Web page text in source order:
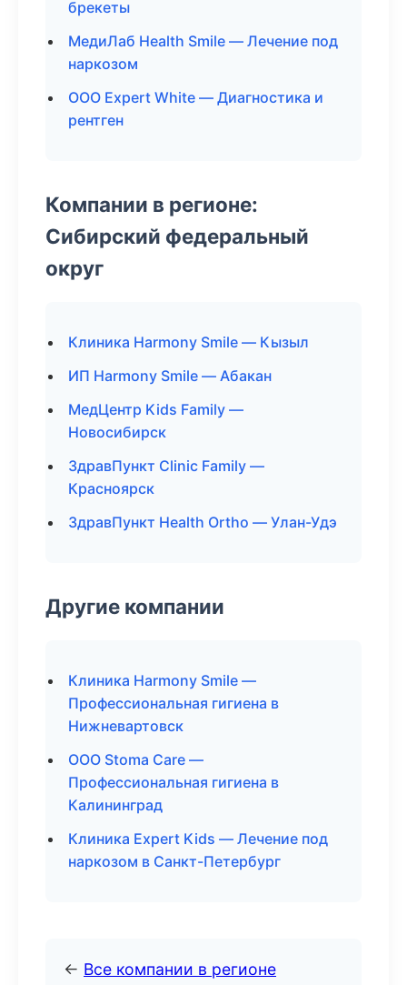
брекеты
МедиЛаб Health Smile — Лечение под
наркозом
ООО Expert White — Диагностика и
рентген
Компании в регионе:
Сибирский федеральный
округ
Клиника Harmony Smile — Кызыл
ИП Harmony Smile — Абакан
МедЦентр Kids Family —
Новосибирск
ЗдравПункт Clinic Family —
Красноярск
ЗдравПункт Health Ortho — Улан-Удэ
Другие компании
Клиника Harmony Smile —
Профессиональная гигиена в
Нижневартовск
ООО Stoma Care —
Профессиональная гигиена в
Калининград
Клиника Expert Kids — Лечение под
наркозом в Санкт-Петербург
← Все компании в регионе